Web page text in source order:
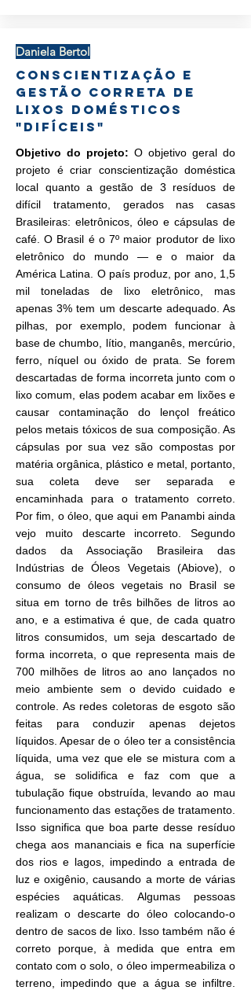
Daniela Bertol
Conscientização e
gestão correta de
lixos domésticos
"difíceis"
Objetivo do projeto: O objetivo geral do
projeto é criar conscientização doméstica
local quanto a gestão de 3 resíduos de
difícil tratamento, gerados nas casas
Brasileiras: eletrônicos, óleo e cápsulas de
café. O Brasil é o 7º maior produtor de lixo
eletrônico do mundo — e o maior da
América Latina. O país produz, por ano, 1,5
mil toneladas de lixo eletrônico, mas
apenas 3% tem um descarte adequado. As
pilhas, por exemplo, podem funcionar à
base de chumbo, lítio, manganês, mercúrio,
ferro, níquel ou óxido de prata. Se forem
descartadas de forma incorreta junto com o
lixo comum, elas podem acabar em lixões e
causar contaminação do lençol freático
pelos metais tóxicos de sua composição. As
cápsulas por sua vez são compostas por
matéria orgânica, plástico e metal, portanto,
sua coleta deve ser separada e
encaminhada para o tratamento correto.
Por fim, o óleo, que aqui em Panambi ainda
vejo muito descarte incorreto. Segundo
dados da Associação Brasileira das
Indústrias de Óleos Vegetais (Abiove), o
consumo de óleos vegetais no Brasil se
situa em torno de três bilhões de litros ao
ano, e a estimativa é que, de cada quatro
litros consumidos, um seja descartado de
forma incorreta, o que representa mais de
700 milhões de litros ao ano lançados no
meio ambiente sem o devido cuidado e
controle. As redes coletoras de esgoto são
feitas para conduzir apenas dejetos
líquidos. Apesar de o óleo ter a consistência
líquida, uma vez que ele se mistura com a
água, se solidifica e faz com que a
tubulação fique obstruída, levando ao mau
funcionamento das estações de tratamento.
Isso significa que boa parte desse resíduo
chega aos mananciais e fica na superfície
dos rios e lagos, impedindo a entrada de
luz e oxigênio, causando a morte de várias
espécies aquáticas. Algumas pessoas
realizam o descarte do óleo colocando-o
dentro de sacos de lixo. Isso também não é
correto porque, à medida que entra em
contato com o solo, o óleo impermeabiliza o
terreno, impedindo que a água se infiltre.